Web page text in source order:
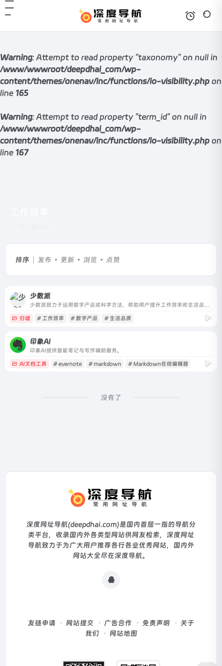
Warning: Attempt to read property "taxonomy" on null in
/www/wwwroot/deepdhai_com/wp-
content/themes/onenav/inc/functions/io-visibility.php on
line 165
Warning: Attempt to read property "term_id" on null in
/www/wwwroot/deepdhai_com/wp-
content/themes/onenav/inc/functions/io-visibility.php on
line 167
排序 发布 更新 浏览 点赞
少数派
少数派致力于运用数字产品或科学方法，帮助用户提升工作效率和生活品质。
归墟 # 工作效率 # 数字产品 # 生活品质
印象AI
印象AI提供智能笔记与写作辅助服务。
AI文档工具 # evernote # markdown # Markdown在线编辑器
没有了
深度网址导航(deepdhai.com)是国内首屈一指的导航分
类平台，收录国内外各类型网站供网友检索，深度网址
导航致力于为广大用户推荐各行各业优秀网站，国内外
网站大全尽在深度导航。
友链申请 网站提交 广告合作 免责声明
关于
我们
网站地图